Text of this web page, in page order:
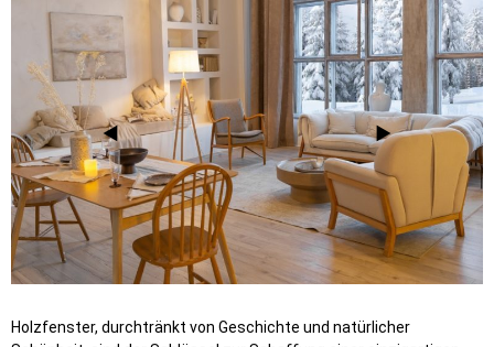
Holzfenster, durchtränkt von Geschichte und natürlicher